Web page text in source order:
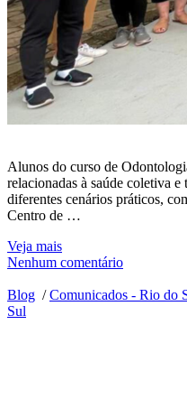
Alunos do curso de
relacionadas à saúde coletiva
diferentes cenários práticos,
Centro de …
Veja mais
Nenhum comentário
Blog /Comunicados - Rio do
Sul